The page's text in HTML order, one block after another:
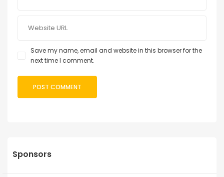
Save my name, email and website in this browser for the
next time I comment.
Sponsors